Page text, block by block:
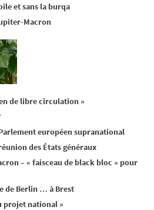
et sans la burqa
Macron
de libre circulation »
européen supranational
des États généraux
– « faisceau de black bloc » pour
de Berlin … à Brest
projet national »